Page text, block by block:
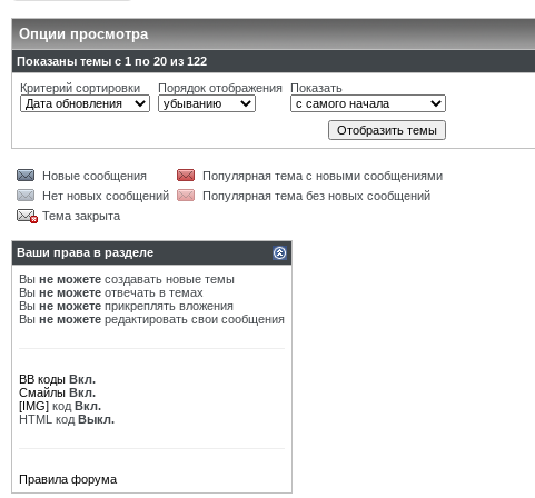
Опции просмотра
Показаны темы с 1 по 20 из 122
Критерий сортировки
Порядок отображения Показать
Новые сообщения
Популярная тема с новыми сообщениями
Нет новых сообщений
Популярная тема без новых сообщений
Тема закрыта
Ваши права в разделе
Вы не можете создавать новые темы
Вы не можете отвечать в темах
Вы не можете прикреплять вложения
Вы не можете редактировать свои сообщения
BB коды Вкл.
Смайлы Вкл.
[IMG] код Вкл.
HTML код Выкл.
Правила форума